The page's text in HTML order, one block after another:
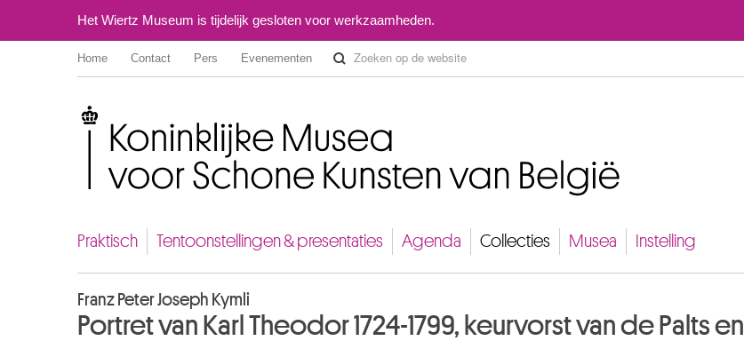
Het Wiertz Museum is tijdelijk gesloten voor werkzaamheden.
Home Contact Pers Evenementen
Praktisch Tentoonstellingen & presentaties Agenda Collecties Musea Instelling
Franz Peter Joseph Kymli
Portret van Karl Theodor 1724-1799, keurvorst van de Palts en